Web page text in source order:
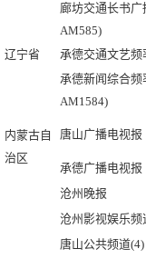
辽宁省
廊坊交通长书广
AM585)
承德交通文艺频
承德新闻综合频
AM1584)
内蒙古自
治区
唐山广播电视报
承德广播电视报
沧州晚报
沧州影视娱乐频
唐山公共频道(4)